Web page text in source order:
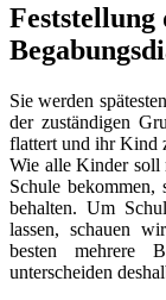
Sie werden
der zuständigen
flattert und ihr Kind
Wie alle Kinder soll
Schule bekommen,
behalten. Um
lassen, schauen
besten mehrere
unterscheiden